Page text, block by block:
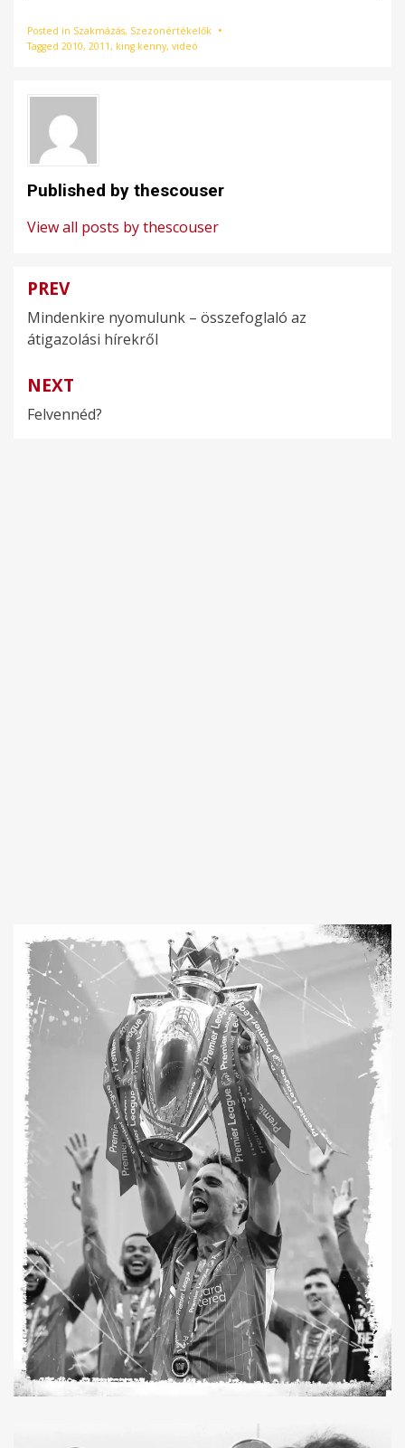
Posted in Szakmázás, Szezonértékelők
Tagged 2010, 2011, king kenny, videó
Published by thescouser
View all posts by thescouser
Bejegyzés
navigáció
PREV
Mindenkire nyomulunk – összefoglaló az
átigazolási hírekről
NEXT
Felvennéd?